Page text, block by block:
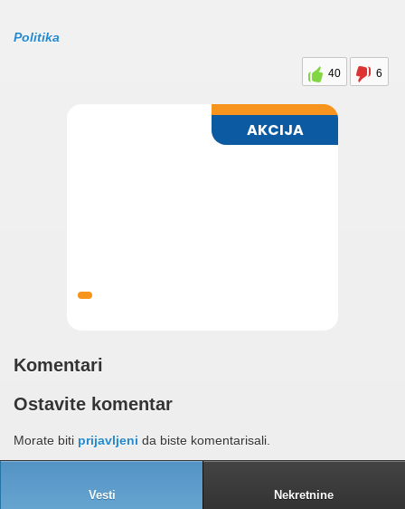
Politika
40 6
Komentari
Ostavite komentar
Morate biti prijavljeni da biste komentarisali.
Vesti Nekretnine